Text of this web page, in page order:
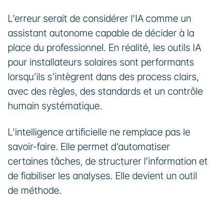
L’erreur serait de considérer l’IA comme un
assistant autonome capable de décider à la
place du professionnel. En réalité, les outils IA
pour installateurs solaires sont performants
lorsqu’ils s’intègrent dans des process clairs,
avec des règles, des standards et un contrôle
humain systématique.
L’intelligence artificielle ne remplace pas le
savoir-faire. Elle permet d’automatiser
certaines tâches, de structurer l’information et
de fiabiliser les analyses. Elle devient un outil
de méthode.